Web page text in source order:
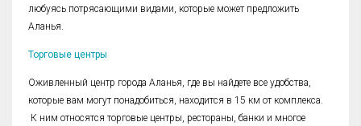
любуясь потрясающими видами, которые может предложить
Аланья.
Торговые центры
Оживленный центр города Аланья, где вы найдете все удобства,
которые вам могут понадобиться, находится в 15 км от комплекса.
К ним относятся торговые центры, рестораны, банки и многое